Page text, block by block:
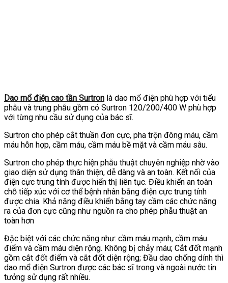
Dao mổ điện cao tần Surtron là dao mổ điện phù hợp với tiểu
phẫu và trung phẫu gồm có Surtron 120/200/400 W phù hợp
với từng nhu cầu sử dụng của bác sĩ.
Surtron cho phép cắt thuần đơn cực, pha trộn đông máu, cầm
máu hỗn hợp, cầm máu, cầm máu bề mặt và cầm máu sâu.
Surtron cho phép thực hiện phẫu thuật chuyên nghiệp nhờ vào
giao diện sử dụng thân thiện, dễ dàng và an toàn. Kết nối của
điện cực trung tính được hiển thị liên tục. Điều khiển an toàn
chỗ tiếp xúc với cơ thể bệnh nhân bằng điện cực trung tính
được chia. Khả năng điều khiển bằng tay cầm các chức năng
ra của đơn cực cũng như nguồn ra cho phép phẫu thuật an
toàn hơn
Đặc biệt với các chức năng như: cầm máu mạnh, cầm máu
điểm và cầm máu diện rộng. Không bị chảy máu; Cắt đốt mạnh
gồm cắt đốt điểm và cắt đốt diện rộng; Đầu dao chống dính thì
dao mổ điện Surtron được các bác sĩ trong và ngoài nước tin
tưởng sử dụng rất nhiều.